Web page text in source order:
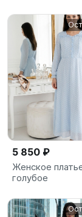
5 850 ₽
Женское
голубое